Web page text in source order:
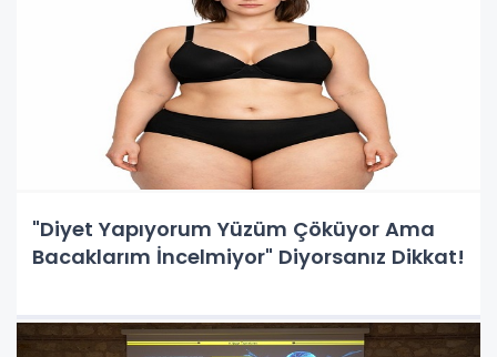
"Diyet Yapıyorum Yüzüm Çöküyor Ama
Bacaklarım İncelmiyor" Diyorsanız Dikkat!